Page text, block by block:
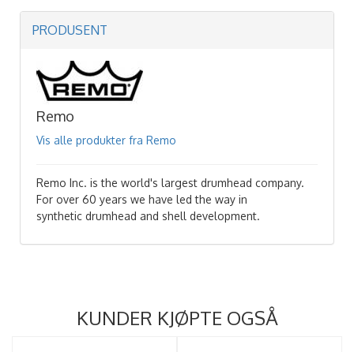
PRODUSENT
Remo
Vis alle produkter fra Remo
Remo Inc. is the world's largest drumhead company.
For over 60 years we have led the way in
synthetic drumhead and shell development.
KUNDER KJØPTE OGSÅ